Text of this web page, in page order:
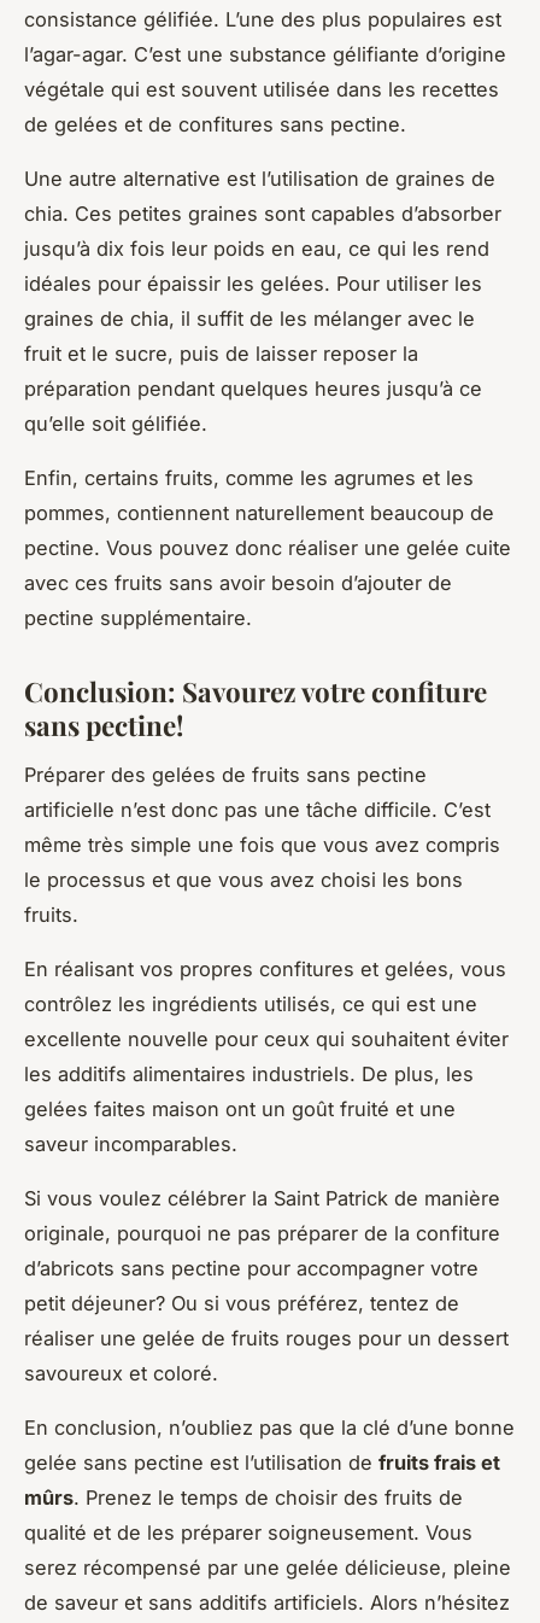
consistance gélifiée. L’une des plus populaires est
l’agar-agar. C’est une substance gélifiante d’origine
végétale qui est souvent utilisée dans les recettes
de gelées et de confitures sans pectine.
Une autre alternative est l’utilisation de graines de
chia. Ces petites graines sont capables d’absorber
jusqu’à dix fois leur poids en eau, ce qui les rend
idéales pour épaissir les gelées. Pour utiliser les
graines de chia, il suffit de les mélanger avec le
fruit et le sucre, puis de laisser reposer la
préparation pendant quelques heures jusqu’à ce
qu’elle soit gélifiée.
Enfin, certains fruits, comme les agrumes et les
pommes, contiennent naturellement beaucoup de
pectine. Vous pouvez donc réaliser une gelée cuite
avec ces fruits sans avoir besoin d’ajouter de
pectine supplémentaire.
Conclusion: Savourez votre confiture
sans pectine!
Préparer des gelées de fruits sans pectine
artificielle n’est donc pas une tâche difficile. C’est
même très simple une fois que vous avez compris
le processus et que vous avez choisi les bons
fruits.
En réalisant vos propres confitures et gelées, vous
contrôlez les ingrédients utilisés, ce qui est une
excellente nouvelle pour ceux qui souhaitent éviter
les additifs alimentaires industriels. De plus, les
gelées faites maison ont un goût fruité et une
saveur incomparables.
Si vous voulez célébrer la Saint Patrick de manière
originale, pourquoi ne pas préparer de la confiture
d’abricots sans pectine pour accompagner votre
petit déjeuner? Ou si vous préférez, tentez de
réaliser une gelée de fruits rouges pour un dessert
savoureux et coloré.
En conclusion, n’oubliez pas que la clé d’une bonne
gelée sans pectine est l’utilisation de fruits frais et
mûrs. Prenez le temps de choisir des fruits de
qualité et de les préparer soigneusement. Vous
serez récompensé par une gelée délicieuse, pleine
de saveur et sans additifs artificiels. Alors n’hésitez